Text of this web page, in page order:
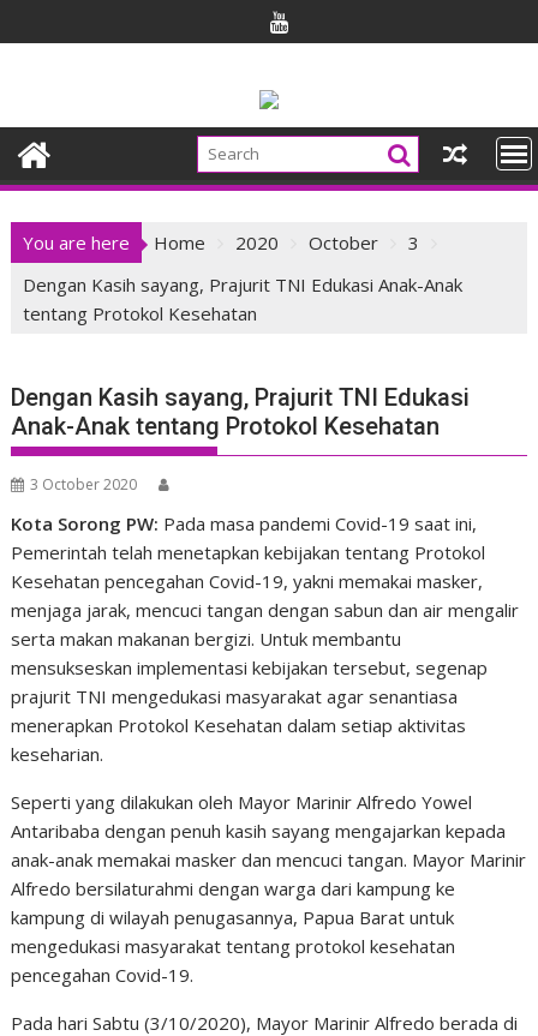
to
You are here Home 2020 October
3
Dengan Kasih sayang, Prajurit TNI Edukasi Anak-Anak
tentang Protokol Kesehatan
Dengan Kasih sayang, Prajurit TNI Edukasi
Anak-Anak tentang Protokol Kesehatan
3 October 2020
Kota Sorong PW: Pada masa pandemi Covid-19 saat ini,
Pemerintah telah menetapkan kebijakan tentang Protokol
Kesehatan pencegahan Covid-19, yakni memakai masker,
menjaga jarak, mencuci tangan dengan sabun dan air mengalir
serta makan makanan bergizi. Untuk membantu
mensukseskan implementasi kebijakan tersebut, segenap
prajurit TNI mengedukasi masyarakat agar senantiasa
menerapkan Protokol Kesehatan dalam setiap aktivitas
keseharian.
Seperti yang dilakukan oleh Mayor Marinir Alfredo Yowel
Antaribaba dengan penuh kasih sayang mengajarkan kepada
anak-anak memakai masker dan mencuci tangan. Mayor Marinir
Alfredo bersilaturahmi dengan warga dari kampung ke
kampung di wilayah penugasannya, Papua Barat untuk
mengedukasi masyarakat tentang protokol kesehatan
pencegahan Covid-19.
Pada hari Sabtu (3/10/2020), Mayor Marinir Alfredo berada di